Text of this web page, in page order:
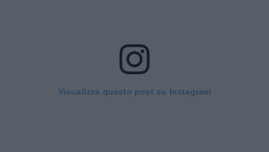
Visualizza questo post su Instagram